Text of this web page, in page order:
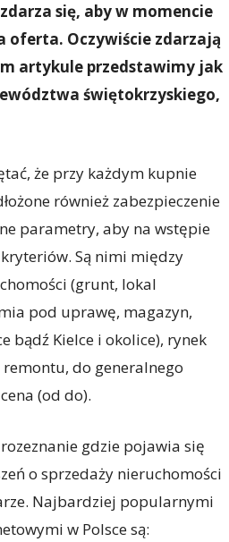
się, aby w momencie
oferta. Oczywiście zdarzają
artykule przedstawimy jak
świętokrzyskiego,
że przy każdym kupnie
również zabezpieczenie
parametry, aby na wstępie
kryteriów. Są nimi między
(grunt, lokal
pod uprawę, magazyn,
bądź Kielce i okolice), rynek
do generalnego
(od do).
gdzie pojawia się
o sprzedaży nieruchomości
Najbardziej popularnymi
w Polsce są: